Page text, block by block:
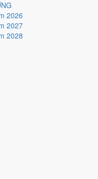
2026
2027
2028
2025 âm lịch
Hoàng Đạo trong ngày: